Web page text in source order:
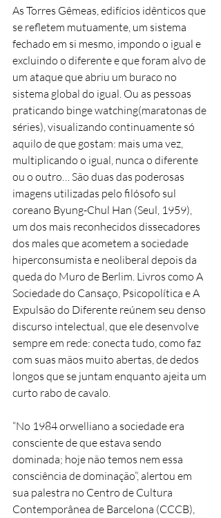
As Torres Gêmeas, edifícios idênticos que
se refletem mutuamente, um sistema
fechado em si mesmo, impondo o igual e
excluindo o diferente e que foram alvo de
um ataque que abriu um buraco no
sistema global do igual. Ou as pessoas
praticando binge watching(maratonas de
séries), visualizando continuamente só
aquilo de que gostam: mais uma vez,
multiplicando o igual, nunca o diferente
ou o outro… São duas das poderosas
imagens utilizadas pelo filósofo sul
coreano Byung-Chul Han (Seul, 1959),
um dos mais reconhecidos dissecadores
dos males que acometem a sociedade
hiperconsumista e neoliberal depois da
queda do Muro de Berlim. Livros como A
Sociedade do Cansaço, Psicopolítica e A
Expulsão do Diferente reúnem seu denso
discurso intelectual, que ele desenvolve
sempre em rede: conecta tudo, como faz
com suas mãos muito abertas, de dedos
longos que se juntam enquanto ajeita um
curto rabo de cavalo.
“No 1984 orwelliano a sociedade era
consciente de que estava sendo
dominada; hoje não temos nem essa
consciência de dominação”, alertou em
sua palestra no Centro de Cultura
Contemporânea de Barcelona (CCCB),